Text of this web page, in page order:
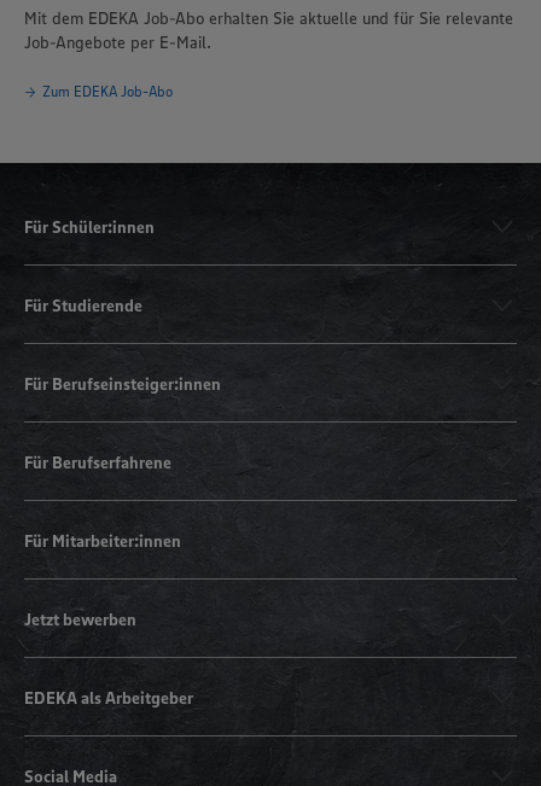
Mit dem EDEKA Job-Abo erhalten Sie aktuelle und für Sie relevante
Job-Angebote per E-Mail.
Zum EDEKA Job-Abo
Für Schüler:innen
Für Studierende
Für Berufseinsteiger:innen
Für Berufserfahrene
Für Mitarbeiter:innen
Jetzt bewerben
EDEKA als Arbeitgeber
Social Media